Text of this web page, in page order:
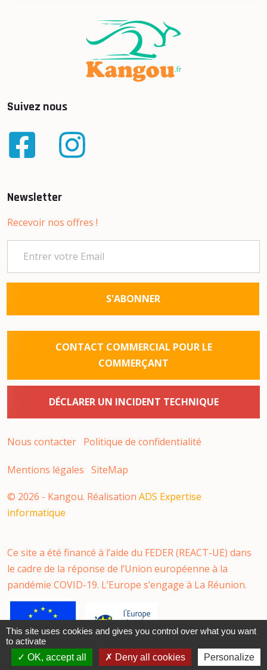
Suivez nous
Newsletter
Recevoir nos offres !
S'ABONNER
CONTACT COMMERCIAL POUR LE
COMMERÇANT
DÉCLARER UN INCIDENT TECHNIQUE
Nous contacter Politique de confidentialité
Mentions légales SiteMap
© 2026 - Kangou. Réalisation ADS Expertise
informatique
Ce site a été financé à l’aide du FEDER (REACT-UE) dans
le cadre de la réponse de l’Union européenne à la
pandémie COVID-19. L’Europe s’engage à La Réunion.
This site uses cookies and gives you control over what you want
to activate
OK, accept all
Deny all cookies Personalize